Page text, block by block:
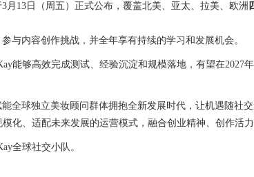
月13日（周五）正式公布，覆盖北美、亚太、拉美、欧洲
与内容创作挑战，并全年享有持续的学习和发展机会。
能够高效完成测试、经验沉淀和规模落地，有望在2027
全球独立美妆顾问群体拥抱全新发展时代，让机遇随社交
化、适配未来发展的运营模式，融合创业精神、创作活力
全球社交小队。